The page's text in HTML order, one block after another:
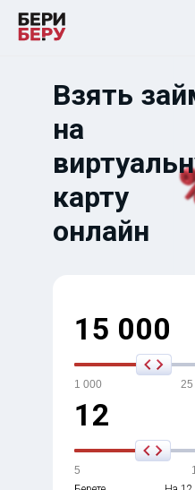
Взять
на
карту
онлайн
15 000
1 000
12
5